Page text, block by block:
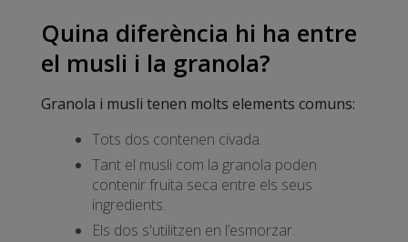
Quina diferència hi ha entre
el musli i la granola?
Granola i musli tenen molts elements comuns:
Tots dos contenen civada.
Tant el musli com la granola poden
contenir fruita seca entre els seus
ingredients.
Els dos s'utilitzen en l’esmorzar.